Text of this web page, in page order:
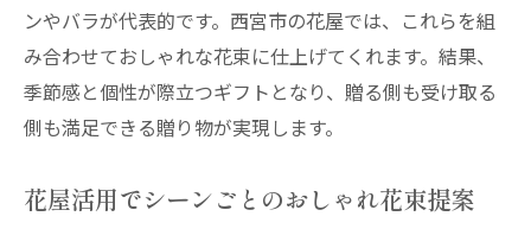
ンやバラが代表的です。西宮市の花屋では、これらを組
み合わせておしゃれな花束に仕上げてくれます。結果、
季節感と個性が際立つギフトとなり、贈る側も受け取る
側も満足できる贈り物が実現します。
花屋活用でシーンごとのおしゃれ花束提案